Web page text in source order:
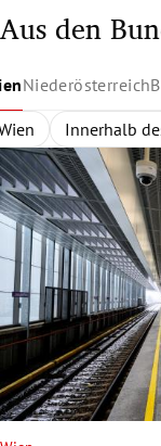
Aus den
Niederösterreich
Innerhalb
Bundesländer